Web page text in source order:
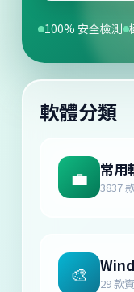
100% 安全檢測
軟體分類
💼 常用
3837
🎨 29 款